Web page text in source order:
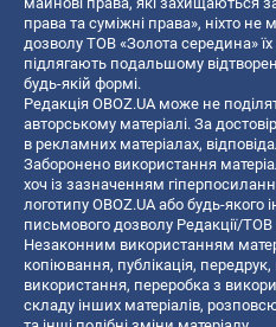
права та суміжні права», ніхто
дозволу ТОВ «Золота середина»
підлягають подальшому
будь-якій формі.
Редакція OBOZ.UA може не
авторському матеріалі. За
в рекламних матеріалах,
Заборонено використання
хоч із зазначенням
логотипу OBOZ.UA або будь-якого
письмового дозволу Редакції/
Незаконним використанням
копiювання, публiкацiя,
використання, переробка з
складу інших матеріалів,